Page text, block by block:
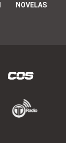
NOVELAS